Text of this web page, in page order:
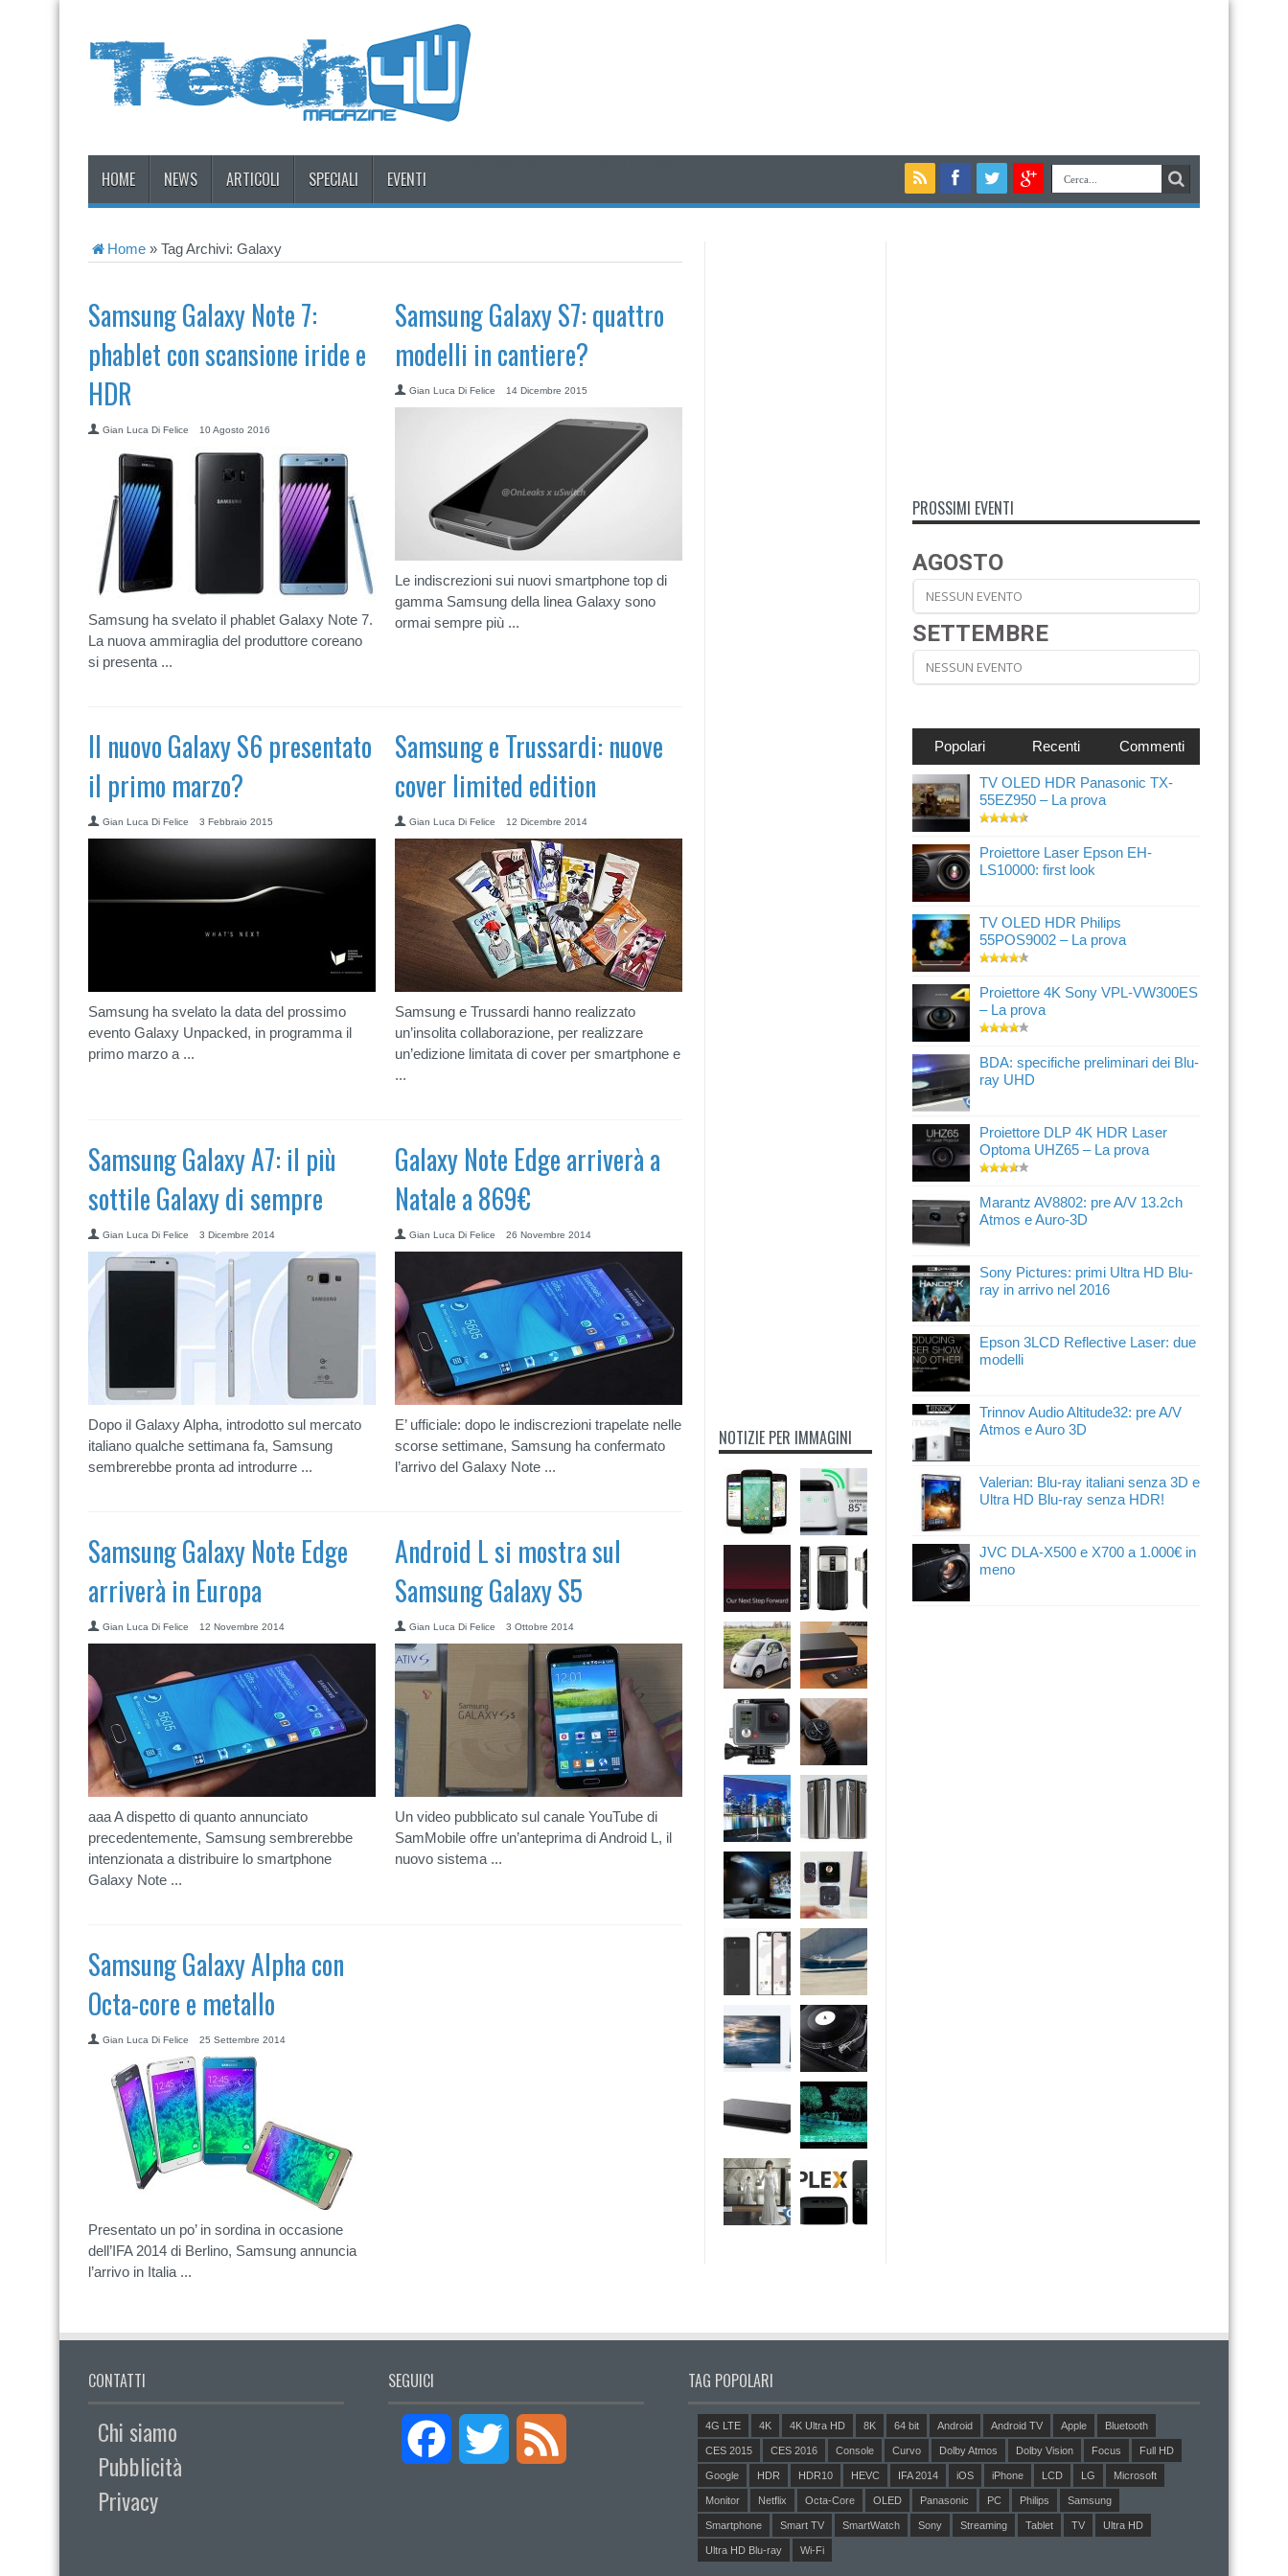
HOME NEWS ARTICOLI SPECIALI EVENTI
Home » Tag Archivi: Galaxy
Samsung Galaxy Note 7:
phablet con scansione iride e
HDR
Gian Luca Di Felice 10 Agosto 2016
Samsung ha svelato il phablet Galaxy Note 7.
La nuova ammiraglia del produttore coreano
si presenta ...
Samsung Galaxy S7: quattro
modelli in cantiere?
Gian Luca Di Felice 14 Dicembre 2015
Le indiscrezioni sui nuovi smartphone top di
gamma Samsung della linea Galaxy sono
ormai sempre più ...
Il nuovo Galaxy S6 presentato
il primo marzo?
Gian Luca Di Felice 3 Febbraio 2015
Samsung ha svelato la data del prossimo
evento Galaxy Unpacked, in programma il
primo marzo a ...
Samsung e Trussardi: nuove
cover limited edition
Gian Luca Di Felice 12 Dicembre 2014
Samsung e Trussardi hanno realizzato
un’insolita collaborazione, per realizzare
un’edizione limitata di cover per smartphone e
...
Samsung Galaxy A7: il più
sottile Galaxy di sempre
Gian Luca Di Felice 3 Dicembre 2014
Dopo il Galaxy Alpha, introdotto sul mercato
italiano qualche settimana fa, Samsung
sembrerebbe pronta ad introdurre ...
Galaxy Note Edge arriverà a
Natale a 869€
Gian Luca Di Felice 26 Novembre 2014
E’ ufficiale: dopo le indiscrezioni trapelate nelle
scorse settimane, Samsung ha confermato
l’arrivo del Galaxy Note ...
Samsung Galaxy Note Edge
arriverà in Europa
Gian Luca Di Felice 12 Novembre 2014
aaa A dispetto di quanto annunciato
precedentemente, Samsung sembrerebbe
intenzionata a distribuire lo smartphone
Galaxy Note ...
Android L si mostra sul
Samsung Galaxy S5
Gian Luca Di Felice 3 Ottobre 2014
Un video pubblicato sul canale YouTube di
SamMobile offre un’anteprima di Android L, il
nuovo sistema ...
Samsung Galaxy Alpha con
Octa-core e metallo
Gian Luca Di Felice 25 Settembre 2014
Presentato un po’ in sordina in occasione
dell’IFA 2014 di Berlino, Samsung annuncia
l’arrivo in Italia ...
NOTIZIE PER IMMAGINI
PROSSIMI EVENTI
AGOSTO
NESSUN EVENTO
SETTEMBRE
NESSUN EVENTO
Popolari Recenti Commenti
TV OLED HDR Panasonic TX-
55EZ950 – La prova
Proiettore Laser Epson EH-
LS10000: first look
TV OLED HDR Philips
55POS9002 – La prova
Proiettore 4K Sony VPL-VW300ES
– La prova
BDA: specifiche preliminari dei Blu-
ray UHD
Proiettore DLP 4K HDR Laser
Optoma UHZ65 – La prova
Marantz AV8802: pre A/V 13.2ch
Atmos e Auro-3D
Sony Pictures: primi Ultra HD Blu-
ray in arrivo nel 2016
Epson 3LCD Reflective Laser: due
modelli
Trinnov Audio Altitude32: pre A/V
Atmos e Auro 3D
Valerian: Blu-ray italiani senza 3D e
Ultra HD Blu-ray senza HDR!
JVC DLA-X500 e X700 a 1.000€ in
meno
CONTATTI
Chi siamo
Pubblicità
Privacy
SEGUICI
Facebook Twitter
TAG POPOLARI
4G LTE 4K 4K Ultra HD 8K 64 bit Android Android TV Apple Bluetooth
CES 2015 CES 2016 Console Curvo Dolby Atmos Dolby Vision Focus Full HD
Google HDR HDR10 HEVC IFA 2014 iOS iPhone LCD LG Microsoft
Monitor Netflix Octa-Core OLED Panasonic PC Philips Samsung
Smartphone Smart TV SmartWatch Sony Streaming Tablet TV Ultra HD
Ultra HD Blu-ray Wi-Fi